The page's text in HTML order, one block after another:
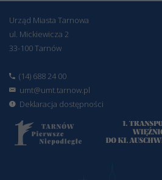
Urząd Miasta Tarnowa
ul. Mickiewicza 2
33-100 Tarnów
(14) 688 24 00
umt@umt.tarnow.pl
Deklaracja dostępności